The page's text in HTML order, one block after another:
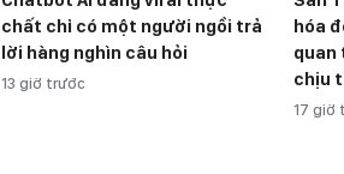
chất chỉ có một người ngồi trả
lời hàng nghìn câu hỏi
13 giờ trước
hóa
quan
chịu
17 giờ